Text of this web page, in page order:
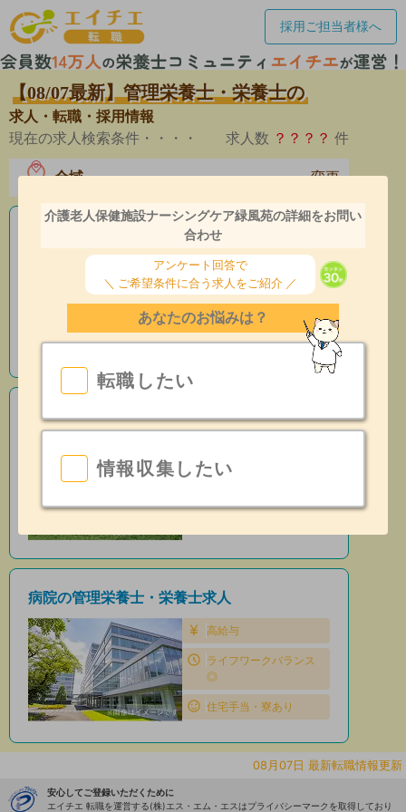
採用ご担当者様へ
【08/07最新】管理栄養士・栄養士の
求人・転職・採用情報
現在の求人検索条件・・・・
求人数 ？？？？ 件
全域 変更
老人ホームの栄養士求人
産休育休制度有
昇給あり
指導環境充実
保育園の管理栄養士・栄養士求人
昇給あり
日勤のみ
病院の管理栄養士・栄養士求人
高給与
ライフワークバランス
◎
住宅手当・寮あり
介護老人保健施設ナーシングケア緑風苑の詳細をお問い
合わせ
アンケート回答で
＼ ご希望条件に合う求人をご紹介 ／
あなたのお悩みは？
転職したい
情報収集したい
08月07日 最新転職情報更新
安心してご登録いただくために
エイチエ 転職を運営する(株)エス・エム・エスはプライバシーマークを取得しており